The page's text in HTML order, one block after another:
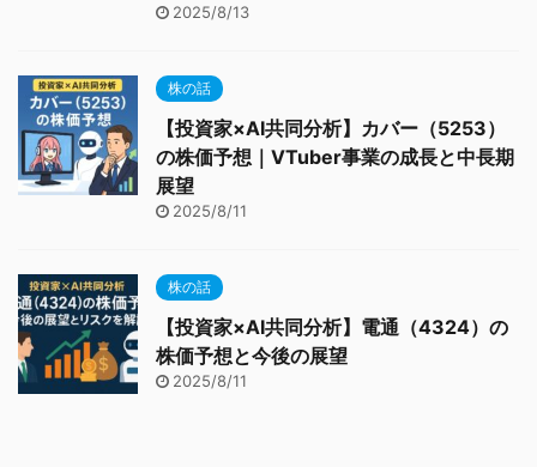
2025/8/13
株の話
【投資家×AI共同分析】カバー（5253）
の株価予想｜VTuber事業の成長と中長期
展望
2025/8/11
株の話
【投資家×AI共同分析】電通（4324）の
株価予想と今後の展望
2025/8/11